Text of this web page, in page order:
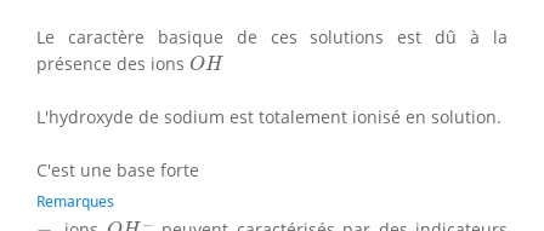
Le caractère basique de ces solutions est dû à la
présence des ions OH
OH
L'hydroxyde de sodium est totalement ionisé en solution.
C'est une base forte
Remarques
− −
OH−